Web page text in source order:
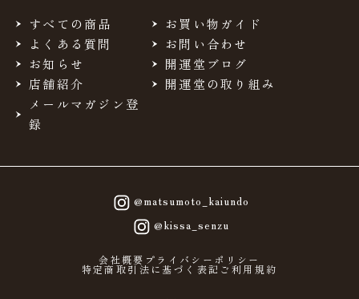
※チャートなど一個人が特定できない範囲で集計する場合
があります。
お客様からの会員登録を承認しない場合
会員登録の申し込みを当社が受けた際、架空の人物を登録
した場合や、本人以外の第三者の会員登録をした場合、過
適当と判断した時は、その会員登録を承認しない場合があ
また一度承認した会員であっても前述のいずれかであるこ
とが判明した場合は、ただちに承認を取り消させていただ
個人利用以外に転用、商用することを禁止しま
すべての商品
お買い物ガイド
よくある質問
お問い合わせ
お知らせ
開運堂ブログ
店舗紹介
開運堂の取り組み
メールマガジン登
録
@matsumoto_kaiundo
@kissa_senzu
会社概要 プライバシーポリシー
特定商取引法に基づく表記 ご利用規約